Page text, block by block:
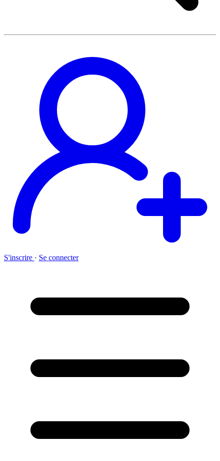
S'inscrire · Se connecter